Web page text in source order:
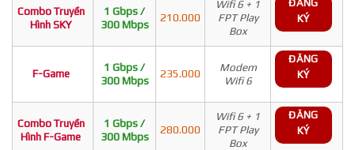
Combo Truyền
Hình SKY
1 Gbps /
300 Mbps
210.000
Wifi 6 + 1
FPT Play
Box
ĐĂNG
KÝ
F-Game
1 Gbps /
300 Mbps
235.000
Modem
Wifi 6
ĐĂNG
KÝ
Combo Truyền
Hình F-Game
1 Gbps /
300 Mbps
280.000
Wifi 6 + 1
FPT Play
Box
ĐĂNG
KÝ